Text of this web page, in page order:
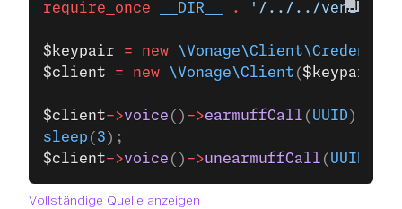
require_once __DIR__ . '/../../vendor/
$keypair = new
$client = new \Vonage\Client ($keypair
$client->voice () ->earmuffCall ( UUID );
sleep ( 3 );
$client->voice () ->unearmuffCall ( UUID
Vollständige Quelle anzeigen